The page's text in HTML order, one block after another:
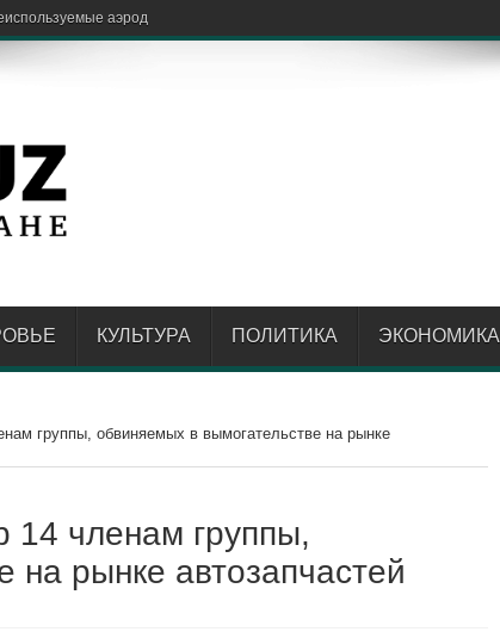
аэродромы и передавать их бизнесу
КУЛЬТУРА ПОЛИТИКА ЭКОНОМИКА
группы, обвиняемых в вымогательстве на рынке
14 членам группы,
на рынке автозапчастей